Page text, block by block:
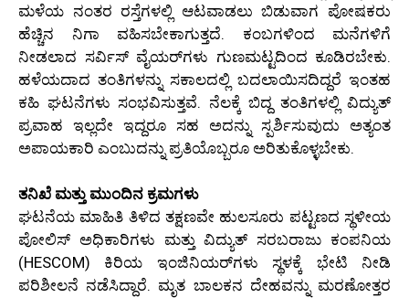
ಮಳೆಯ ನಂತರ ರಸ್ತೆಗಳಲ್ಲಿ ಆಟವಾಡಲು ಬಿಡುವಾಗ ಪೋಷಕರು
ಹೆಚ್ಚಿನ ನಿಗಾ ವಹಿಸಬೇಕಾಗುತ್ತದೆ. ಕಂಬಗಳಿಂದ ಮನೆಗಳಿಗೆ
ನೀಡಲಾದ ಸರ್ವಿಸ್ ವೈಯರ್‌ಗಳು ಗುಣಮಟ್ಟದಿಂದ ಕೂಡಿರಬೇಕು.
ಹಳೆಯದಾದ ತಂತಿಗಳನ್ನು ಸಕಾಲದಲ್ಲಿ ಬದಲಾಯಿಸದಿದ್ದರೆ ಇಂತಹ
ಕಹಿ ಘಟನೆಗಳು ಸಂಭವಿಸುತ್ತವೆ. ನೆಲಕ್ಕೆ ಬಿದ್ದ ತಂತಿಗಳಲ್ಲಿ ವಿದ್ಯುತ್
ಪ್ರವಾಹ ಇಲ್ಲದೇ ಇದ್ದರೂ ಸಹ ಅದನ್ನು ಸ್ಪರ್ಶಿಸುವುದು ಅತ್ಯಂತ
ಅಪಾಯಕಾರಿ ಎಂಬುದನ್ನು ಪ್ರತಿಯೊಬ್ಬರೂ ಅರಿತುಕೊಳ್ಳಬೇಕು.
ತನಿಖೆ ಮತ್ತು ಮುಂದಿನ ಕ್ರಮಗಳು
ಘಟನೆಯ ಮಾಹಿತಿ ತಿಳಿದ ತಕ್ಷಣವೇ ಹುಲಸೂರು ಪಟ್ಟಣದ ಸ್ಥಳೀಯ
ಪೋಲಿಸ್ ಅಧಿಕಾರಿಗಳು ಮತ್ತು ವಿದ್ಯುತ್ ಸರಬರಾಜು ಕಂಪನಿಯ
(HESCOM) ಕಿರಿಯ ಇಂಜಿನಿಯರ್‌ಗಳು ಸ್ಥಳಕ್ಕೆ ಭೇಟಿ ನೀಡಿ
ಪರಿಶೀಲನೆ ನಡೆಸಿದ್ದಾರೆ. ಮೃತ ಬಾಲಕನ ದೇಹವನ್ನು ಮರಣೋತ್ತರ